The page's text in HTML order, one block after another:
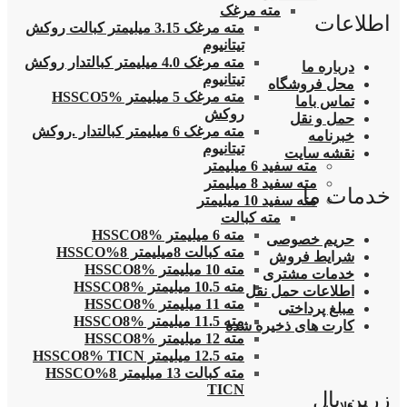
مته مرغک
مته مرغک 3.15 میلیمتر کبالت روکش
تیتانیوم
مته مرغک 4.0 میلیمتر کبالتدار روکش
تیتانیوم
مته مرغک 5 میلیمتر HSSCO5%
روکش
مته مرغک 6 میلیمتر کبالتدار .روکش
تیتانیوم
مته سفید 6 میلیمتر
مته سفید 8 میلیمتر
مته سفید 10 میلیمتر
مته کبالت
مته 6 میلیمتر HSSCO8%
مته کبالت 8میلیمتر 8%HSSCO
مته 10 میلیمتر HSSCO8%
مته 10.5 میلیمتر HSSCO8%
مته 11 میلیمتر HSSCO8%
مته 11.5 میلیمتر HSSCO8%
مته 12 میلیمتر HSSCO8%
مته 12.5 میلیمتر HSSCO8% TICN
مته کبالت 13 میلیمتر 8%HSSCO
TICN
اطلاعات
درباره ما
محل فروشگاه
تماس باما
حمل و نقل
خبرنامه
نقشه سایت
خدمات ما
حریم خصوصی
شرایط فروش
خدمات مشتری
اطلاعات حمل نقل
مبلغ پرداختی
کارت های ذخیره شده
زرین پال